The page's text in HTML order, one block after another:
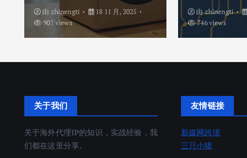
由 zhinengti
18 11 月, 2025
907 views
由zhinengti
746 views
关于我们
关于海外代理IP的知识，实战经验，我
们都在这里分享。
友情链接
新媒网跨境
三只小猪